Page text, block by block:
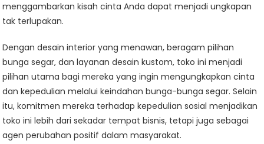
menggambarkan kisah cinta Anda dapat menjadi ungkapan
tak terlupakan.
Dengan desain interior yang menawan, beragam pilihan
bunga segar, dan layanan desain kustom, toko ini menjadi
pilihan utama bagi mereka yang ingin mengungkapkan cinta
dan kepedulian melalui keindahan bunga-bunga segar. Selain
itu, komitmen mereka terhadap kepedulian sosial menjadikan
toko ini lebih dari sekadar tempat bisnis, tetapi juga sebagai
agen perubahan positif dalam masyarakat.